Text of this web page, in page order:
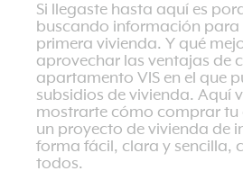
Si llegaste hasta aquí es
buscando información
primera vivienda. Y qué
aprovechar las ventajas de
apartamento VIS en el que
subsidios de vivienda. Aquí
mostrarte cómo comprar
un proyecto de vivienda de
forma fácil, clara y sencilla,
todos.